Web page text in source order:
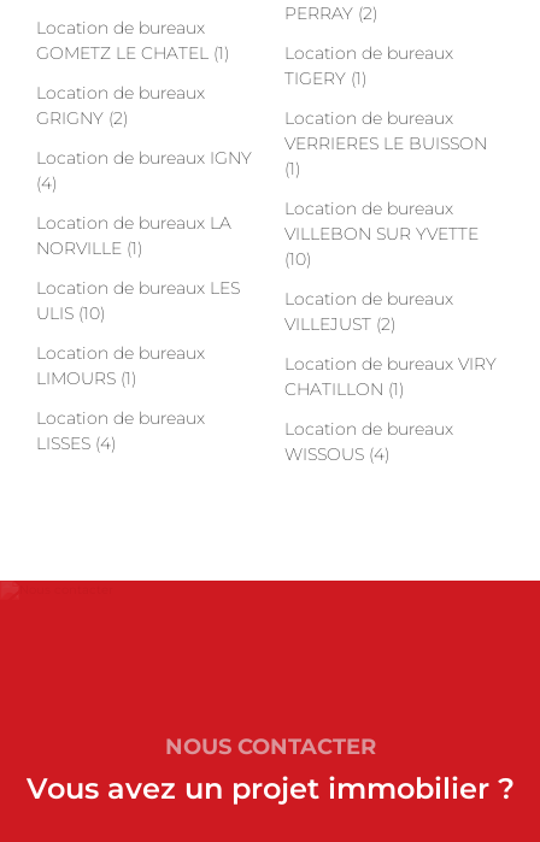
Location de bureaux
GOMETZ LE CHATEL (1)
Location de bureaux
GRIGNY (2)
Location de bureaux IGNY
(4)
Location de bureaux LA
NORVILLE (1)
Location de bureaux LES
ULIS (10)
Location de bureaux
LIMOURS (1)
Location de bureaux
LISSES (4)
PERRAY (2)
Location de bureaux
TIGERY (1)
Location de bureaux
VERRIERES LE BUISSON
(1)
Location de bureaux
VILLEBON SUR YVETTE
(10)
Location de bureaux
VILLEJUST (2)
Location de bureaux VIRY
CHATILLON (1)
Location de bureaux
WISSOUS (4)
NOUS CONTACTER
Vous avez un projet immobilier ?